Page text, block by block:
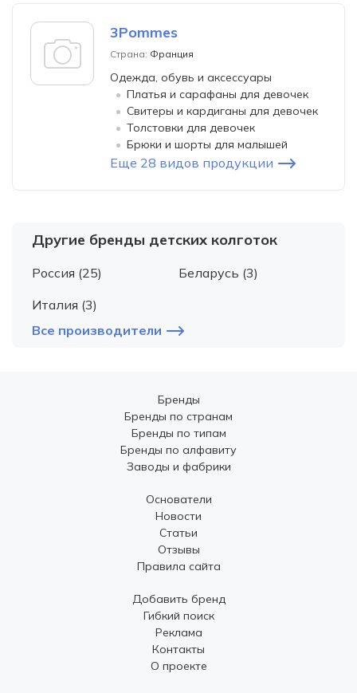
3Pommes
Страна: Франция
Одежда, обувь и аксессуары
Платья и сарафаны для девочек
Свитеры и кардиганы для девочек
Толстовки для девочек
Брюки и шорты для малышей
Еще 28 видов продукции
Другие бренды детских колготок
Россия (25)
Беларусь (3)
Италия (3)
Все производители
Бренды
Бренды по странам
Бренды по типам
Бренды по алфавиту
Заводы и фабрики
Основатели
Новости
Статьи
Отзывы
Правила сайта
Добавить бренд
Гибкий поиск
Реклама
Контакты
О проекте